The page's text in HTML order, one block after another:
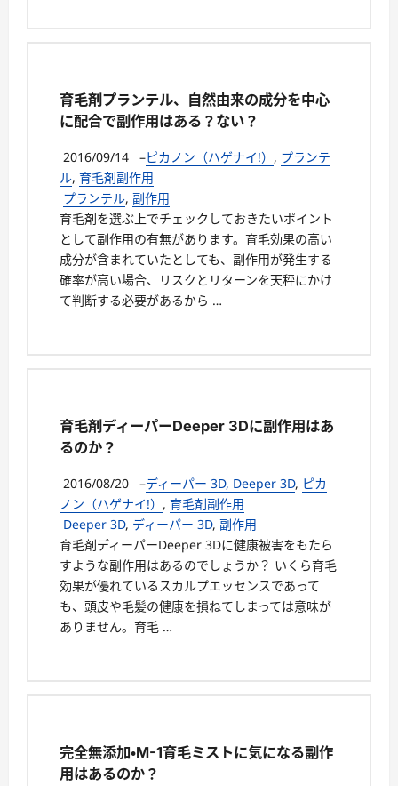
育毛剤プランテル、自然由来の成分を中心
に配合で副作用はある？ない？
2016/09/14 –ピカノン（ハゲナイ!） , プランテ
ル, 育毛剤副作用
プランテル, 副作用
育毛剤を選ぶ上でチェックしておきたいポイント
として副作用の有無があります。育毛効果の高い
成分が含まれていたとしても、副作用が発生する
確率が高い場合、リスクとリターンを天秤にかけ
て判断する必要があるから …
育毛剤ディーパーDeeper 3Dに副作用はあ
るのか？
2016/08/20 –ディーパー 3D, Deeper 3D, ピカ
ノン（ハゲナイ!） , 育毛剤副作用
Deeper 3D, ディーパー 3D, 副作用
育毛剤ディーパーDeeper 3Dに健康被害をもたら
すような副作用はあるのでしょうか？ いくら育毛
効果が優れているスカルプエッセンスであって
も、頭皮や毛髪の健康を損ねてしまっては意味が
ありません。育毛 …
完全無添加・M-1育毛ミストに気になる副作
用はあるのか？